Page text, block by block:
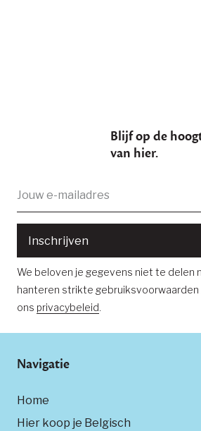
Blijf op de
van hier.
Je bent succesvol
E-
mailadres:
Inschrijven
We beloven je gegevens niet te delen
hanteren strikte gebruiksvoorwaarden
ons privacybeleid.
Navigatie
Home
Hier koop je Belgisch